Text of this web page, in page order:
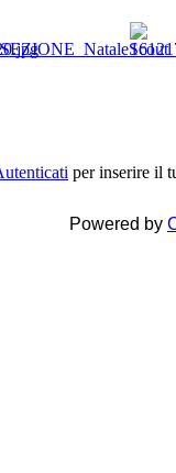
per inserire il
Powered by